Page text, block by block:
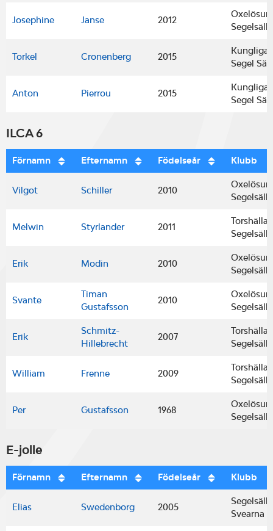
Josephine Janse 2012
Torkel Cronenberg 2015
Kungliga
Segel
Anton Pierrou 2015
Kungliga
Segel
ILCA 6
Förnamn Efternamn Födelseår Klubb
Vilgot Schiller 2010
Melwin Styrlander 2011
Torshälla
Erik Modin 2010
Svante
Timan
Gustafsson
2010
Erik
Schmitz-
Hillebrecht
2007
Torshälla
William Frenne 2009
Torshälla
Per Gustafsson 1968
E-jolle
Förnamn Efternamn Födelseår Klubb
Elias Swedenborg 2005
Svearna